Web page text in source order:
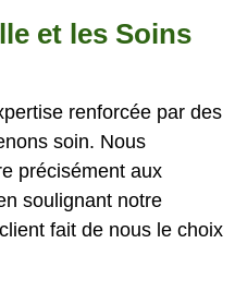
et les Soins
renforcée par des
soin. Nous
précisément aux
soulignant notre
fait de nous le choix